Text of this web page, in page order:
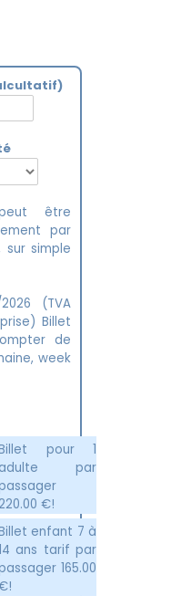
être
par
simple
(TVA
Billet
de
week
pour 1
adulte par
€!
enfant 7 à
ans tarif par
165.00